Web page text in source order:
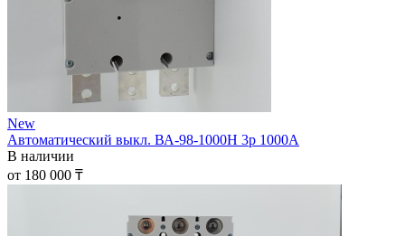
New
Автоматический выкл. ВА-98-1000Н 3р 1000А
В наличии
от 180 000 ₸